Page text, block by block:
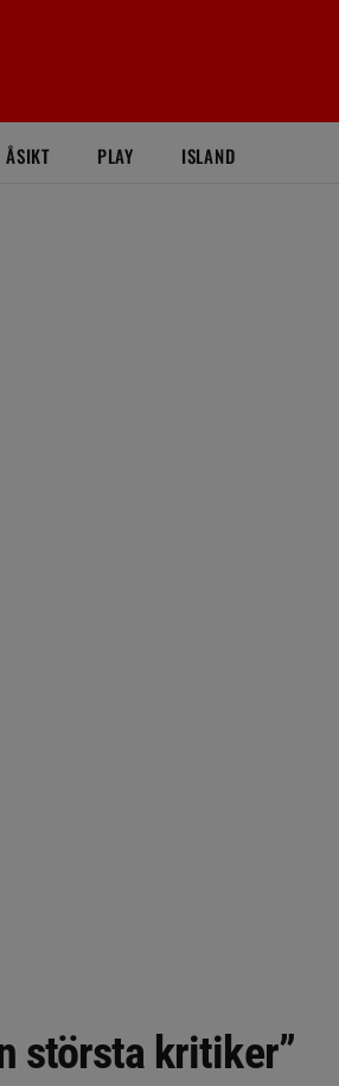
ÅSIKT PLAY ISLAND
största kritiker”